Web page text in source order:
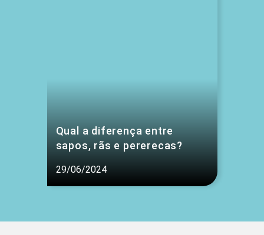
Qual a diferença entre
sapos, rãs e pererecas?
29/06/2024